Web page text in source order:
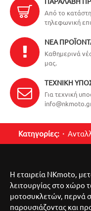
Από το
τηλεφωνική
ΝΈΑ
Καθημερινά
μας.
ΤΕΧΝΙΚΉ
Για τεχνική
Κατηγορίες:
Η εταιρεία NKmoto,
λειτουργίας στο χώρο
μοτοσυκλετών, περνά
παρουσιάζοντας και